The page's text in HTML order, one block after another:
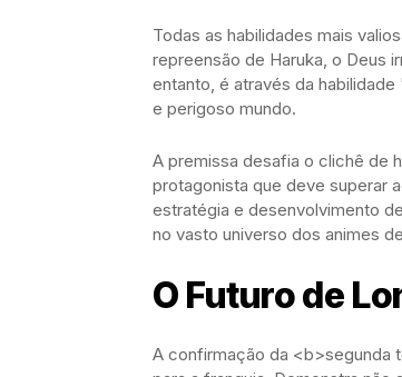
Todas as habilidades mais
repreensão de Haruka, o Deus
entanto, é através da
e perigoso mundo.
A premissa desafia o clichê de
protagonista que deve superar
estratégia e desenvolvimento
no vasto universo dos animes
O Futuro de
A confirmação da <b>segunda